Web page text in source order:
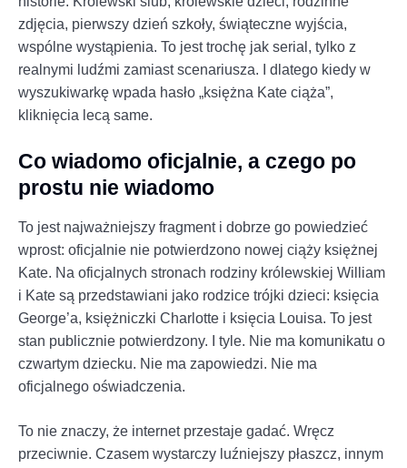
zdjęcia, pierwszy dzień szkoły, świąteczne wyjścia,
wspólne wystąpienia. To jest trochę jak serial, tylko z
realnymi ludźmi zamiast scenariusza. I dlatego kiedy w
wyszukiwarkę wpada hasło „księżna Kate ciąża”,
kliknięcia lecą same.
Co wiadomo oficjalnie, a czego po
prostu nie wiadomo
To jest najważniejszy fragment i dobrze go powiedzieć
wprost: oficjalnie nie potwierdzono nowej ciąży księżnej
Kate. Na oficjalnych stronach rodziny królewskiej William
i Kate są przedstawiani jako rodzice trójki dzieci: księcia
George’a, księżniczki Charlotte i księcia Louisa. To jest
stan publicznie potwierdzony. I tyle. Nie ma komunikatu o
czwartym dziecku. Nie ma zapowiedzi. Nie ma
oficjalnego oświadczenia.
To nie znaczy, że internet przestaje gadać. Wręcz
przeciwnie. Czasem wystarczy luźniejszy płaszcz, innym